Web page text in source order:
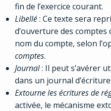
fin de l’exercice courant.
Libellé: Ce texte sera
d’ouverture des comptes
nom du compte, selon
comptes.
Journal: Il peut s’avérer
dans un journal
Extourne les écritures de
activée, le mécanisme